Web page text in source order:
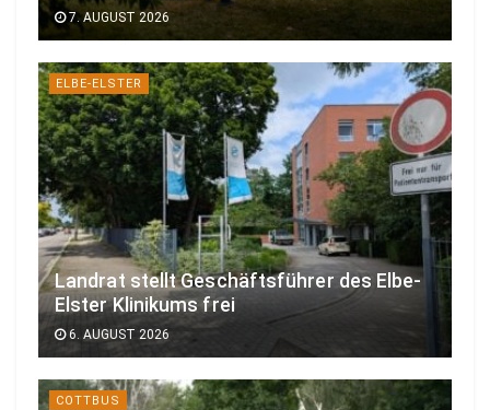
7. AUGUST 2026
ELBE-ELSTER
Landrat stellt Geschäftsführer des Elbe-
Elster Klinikums frei
6. AUGUST 2026
COTTBUS